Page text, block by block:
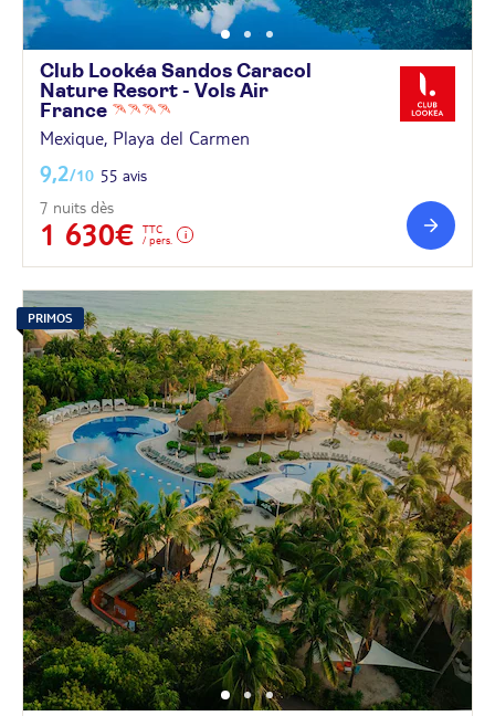
Club Lookéa Sandos Caracol
Nature Resort - Vols Air
France
Mexique, Playa del Carmen
9,2/10 55 avis
7 nuits dès
1 630€
TTC
/ pers.
PRIMOS